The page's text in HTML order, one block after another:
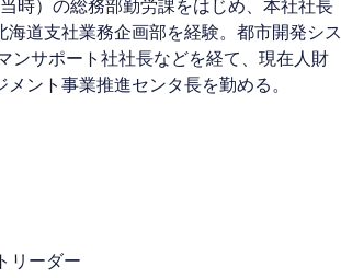
時）の総務部勤労課をはじめ、本社社長
道支社業務企画部を経験。都市開発シス
ンサポート社社長などを経て、現在人財
ント事業推進センタ長を勤める。
リーダー